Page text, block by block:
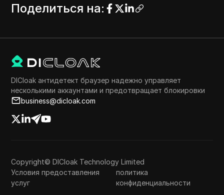
Поделиться на:
DICloak антидетект браузер надежно управляет
несколькими аккаунтами и предотвращает блокировки
business@dicloak.com
Copyright© DICloak Technology Limited
Условия предоставления
услуг
политика
конфиденциальности